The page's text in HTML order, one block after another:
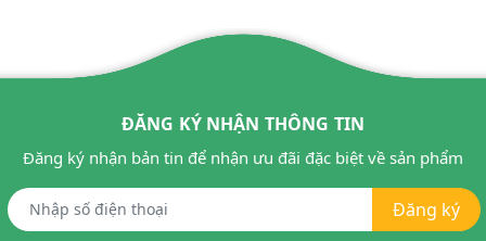
ĐĂNG KÝ NHẬN THÔNG TIN
Đăng ký nhận bản tin để nhận ưu đãi đặc biệt về sản phẩm
Đăng ký